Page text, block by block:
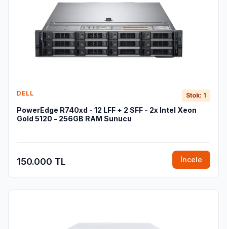
DELL Stok: 1
PowerEdge R740xd - 12 LFF + 2 SFF - 2x Intel Xeon
Gold 5120 - 256GB RAM Sunucu
150.000 TL İncele